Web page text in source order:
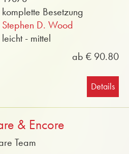
komplette Besetzung
Stephen D. Wood
leicht - mittel
ab € 90.80
Details
& Encore
Team